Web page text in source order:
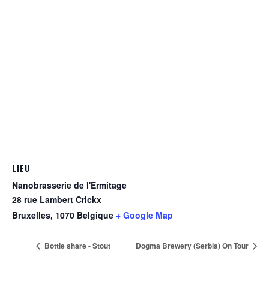
LIEU
Nanobrasserie de l'Ermitage
28 rue Lambert Crickx
Bruxelles, 1070 Belgique + Google Map
Bottle share - Stout Dogma Brewery (Serbia) On Tour